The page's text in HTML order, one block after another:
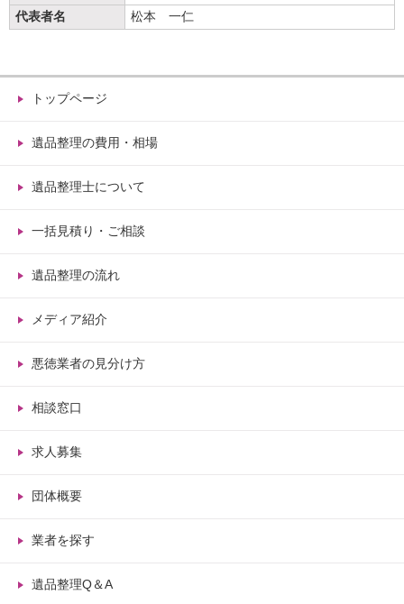
代表者名
松本 一仁
トップページ
遺品整理の費用・相場
遺品整理士について
一括見積り・ご相談
遺品整理の流れ
メディア紹介
悪徳業者の見分け方
相談窓口
求人募集
団体概要
業者を探す
遺品整理Q＆A